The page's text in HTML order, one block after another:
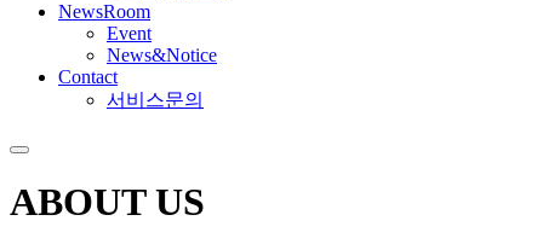
NewsRoom
Event
News&Notice
Contact
서비스문의
ABOUT US